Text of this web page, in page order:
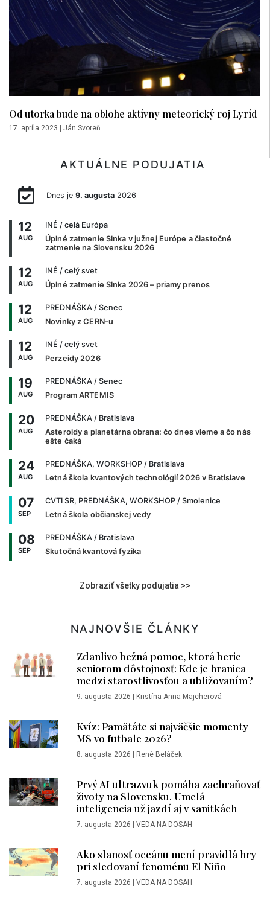
Od utorka bude na oblohe aktívny meteorický roj Lyríd
17. apríla 2023 | Ján Svoreň
AKTUÁLNE PODUJATIA
Dnes je 9. augusta2026
12
AUG
INÉ / celá Európa
Úplné zatmenie Slnka v južnej Európe a čiastočné
zatmenie na Slovensku 2026
12
AUG
INÉ / celý svet
Úplné zatmenie Slnka 2026 – priamy prenos
12
AUG
PREDNÁŠKA / Senec
Novinky z CERN-u
12
AUG
INÉ / celý svet
Perzeidy 2026
19
AUG
PREDNÁŠKA / Senec
Program ARTEMIS
20
AUG
PREDNÁŠKA / Bratislava
Asteroidy a planetárna obrana: čo dnes vieme a čo nás
ešte čaká
24
AUG
PREDNÁŠKA, WORKSHOP / Bratislava
Letná škola kvantových technológií 2026 v Bratislave
07
SEP
CVTI SR, PREDNÁŠKA, WORKSHOP / Smolenice
Letná škola občianskej vedy
08
SEP
PREDNÁŠKA / Bratislava
Skutočná kvantová fyzika
Zobraziť všetky podujatia >>
NAJNOVŠIE ČLÁNKY
Zdanlivo bežná pomoc, ktorá berie
seniorom dôstojnosť: Kde je hranica
medzi starostlivosťou a ubližovaním?
9. augusta 2026 Kristína Anna Majcherová
Kvíz: Pamätáte si najväčšie momenty
MS vo futbale 2026?
8. augusta 2026 René Beláček
Prvý AI ultrazvuk pomáha zachraňovať
životy na Slovensku. Umelá
inteligencia už jazdí aj v sanitkách
7. augusta 2026 VEDA NA DOSAH
Ako slanosť oceánu mení pravidlá hry
pri sledovaní fenoménu El Niño
7. augusta 2026 VEDA NA DOSAH